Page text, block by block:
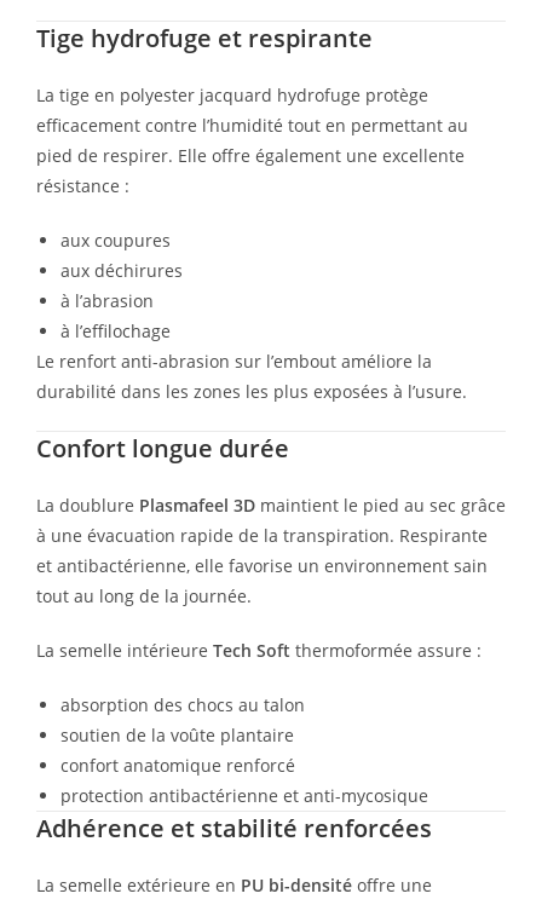
Tige hydrofuge et respirante
La tige en polyester jacquard hydrofuge protège
efficacement contre l’humidité tout en permettant au
pied de respirer. Elle offre également une excellente
résistance :
aux coupures
aux déchirures
à l’abrasion
à l’effilochage
Le renfort anti-abrasion sur l’embout améliore la
durabilité dans les zones les plus exposées à l’usure.
Confort longue durée
La doublure Plasmafeel 3D maintient le pied au sec grâce
à une évacuation rapide de la transpiration. Respirante
et antibactérienne, elle favorise un environnement sain
tout au long de la journée.
La semelle intérieure Tech Soft thermoformée assure :
absorption des chocs au talon
soutien de la voûte plantaire
confort anatomique renforcé
protection antibactérienne et anti-mycosique
Adhérence et stabilité renforcées
La semelle extérieure en PU bi-densité offre une